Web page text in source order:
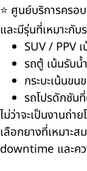
⭐ ศูนย์บริการครอ
และมีรุ่นที่เหมาะกั
SUV / PPV
รถตู้ เน้นรับน้
กระบะเน้นข
รถโปรดักชัน
ไม่ว่าจะเป็นงานถ่
เลือกยางที่เหมาะ
downtime และคว